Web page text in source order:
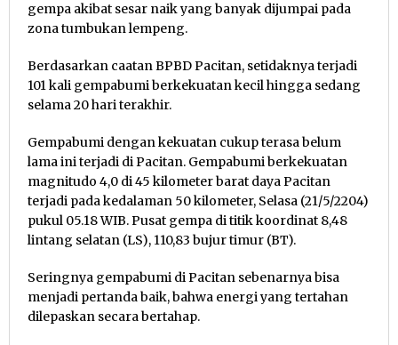
gempa akibat sesar naik yang banyak dijumpai pada
zona tumbukan lempeng.
Berdasarkan caatan BPBD Pacitan, setidaknya terjadi
101 kali gempabumi berkekuatan kecil hingga sedang
selama 20 hari terakhir.
Gempabumi dengan kekuatan cukup terasa belum
lama ini terjadi di Pacitan. Gempabumi berkekuatan
magnitudo 4,0 di 45 kilometer barat daya Pacitan
terjadi pada kedalaman 50 kilometer, Selasa (21/5/2204)
pukul 05.18 WIB. Pusat gempa di titik koordinat 8,48
lintang selatan (LS), 110,83 bujur timur (BT).
Seringnya gempabumi di Pacitan sebenarnya bisa
menjadi pertanda baik, bahwa energi yang tertahan
dilepaskan secara bertahap.